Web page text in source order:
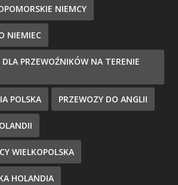
NIEMCY
NIEMIEC
DLA PRZEWOŹNIKÓW NA TERENIE
POLSKA PRZEWOZY DO ANGLII
WIELKOPOLSKA
HOLANDIA